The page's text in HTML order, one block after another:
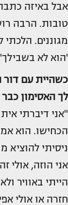
אבל באיזה
טובות. הרבה
מגוננים.
'הוא לא
כשהיית עם
לך האסימון
"אני דיברתי
הכחישו. הוא
ניסיתי להוציא
אני הוזה, אולי
הייתי באוויר
חזרה או אולי